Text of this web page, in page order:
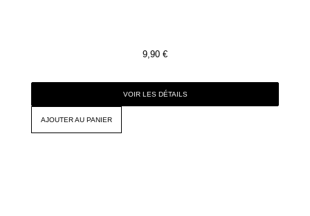
9,90 €
VOIR LES DÉTAILS
AJOUTER AU PANIER